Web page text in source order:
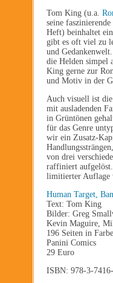
Tom King (u.a.
seine
Heft) beinhaltet
gibt es oft viel zu
und
die Helden simpel
King gerne zur
und Motiv in der
Auch visuell ist
mit ausladenden
in Grüntönen
für das Genre
wir ein Zusatz-
von drei
raffiniert
limitierter Auflage
Human Target,
Text: Tom King
Bilder: Greg
Kevin Maguire,
196 Seiten in
Panini Comics
29 Euro
ISBN: 978-3-